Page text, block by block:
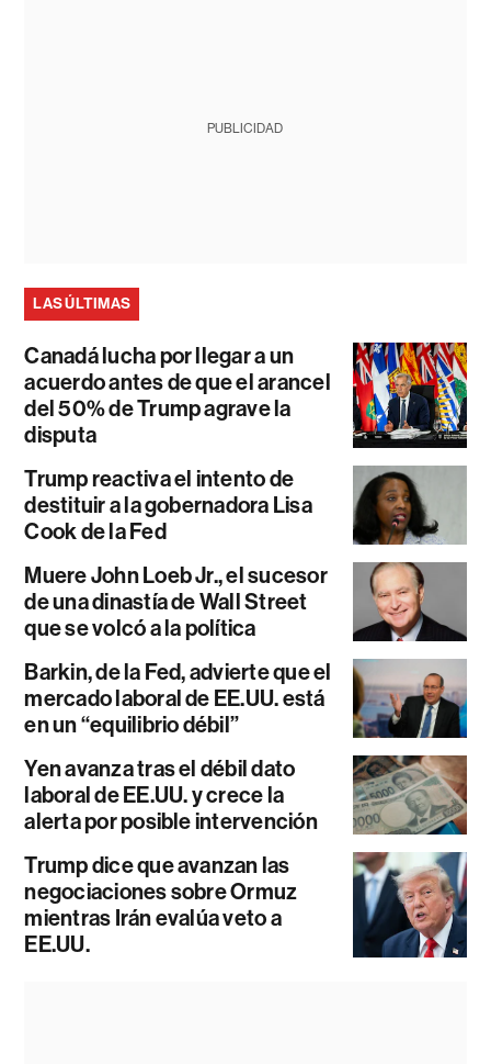
PUBLICIDAD
LAS ÚLTIMAS
Canadá lucha por llegar a un
acuerdo antes de que el arancel
del 50% de Trump agrave la
disputa
Trump reactiva el intento de
destituir a la gobernadora Lisa
Cook de la Fed
Muere John Loeb Jr., el sucesor
de una dinastía de Wall Street
que se volcó a la política
Barkin, de la Fed, advierte que el
mercado laboral de EE.UU. está
en un “equilibrio débil”
Yen avanza tras el débil dato
laboral de EE.UU. y crece la
alerta por posible intervención
Trump dice que avanzan las
negociaciones sobre Ormuz
mientras Irán evalúa veto a
EE.UU.